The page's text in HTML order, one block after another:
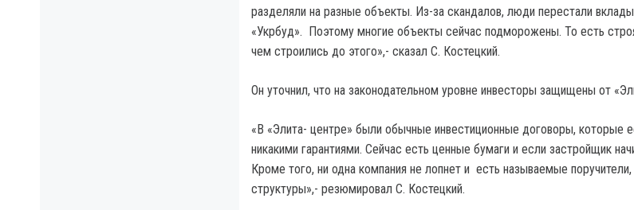
разделяли на разные объекты. Из-за скандалов, люди перестали
«Укрбуд». Поэтому многие объекты сейчас подморожены. То есть
чем строились до этого»,- сказал С. Костецкий.
Он уточнил, что на законодательном уровне инвесторы защищены от
«В «Элита- центре» были обычные инвестиционные договоры, которые
никакими гарантиями. Сейчас есть ценные бумаги и если застройщик
Кроме того, ни одна компания не лопнет и есть называемые
структуры»,- резюмировал С. Костецкий.